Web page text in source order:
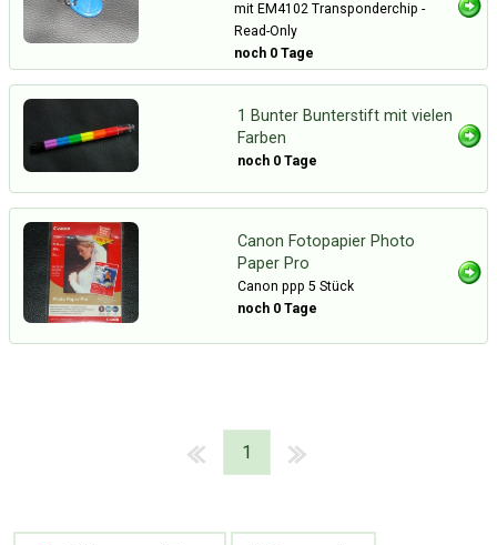
mit EM4102 Transponderchip -
Read-Only
noch 0 Tage
1 Bunter Bunterstift mit vielen
Farben
noch 0 Tage
Canon Fotopapier Photo
Paper Pro
Canon ppp 5 Stück
noch 0 Tage
1